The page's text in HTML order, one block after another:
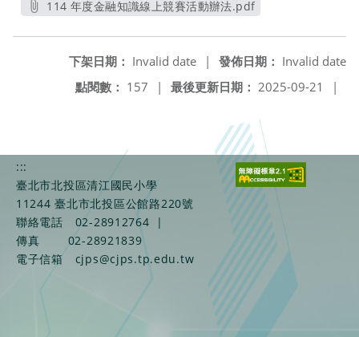
114 年度金融知識線上競賽活動辦法.pdf
發佈日期： Invalid date
下架日期： Invalid date
|
最後更新日期： 2025-09-21 |
點閱數： 157 |
:::
臺北市北投區清江國民小學
11244 臺北市北投區公館路220號
聯絡電話
02-28912764
|
傳真
02-28921839
電子信箱
cjps@cjps.tp.edu.tw